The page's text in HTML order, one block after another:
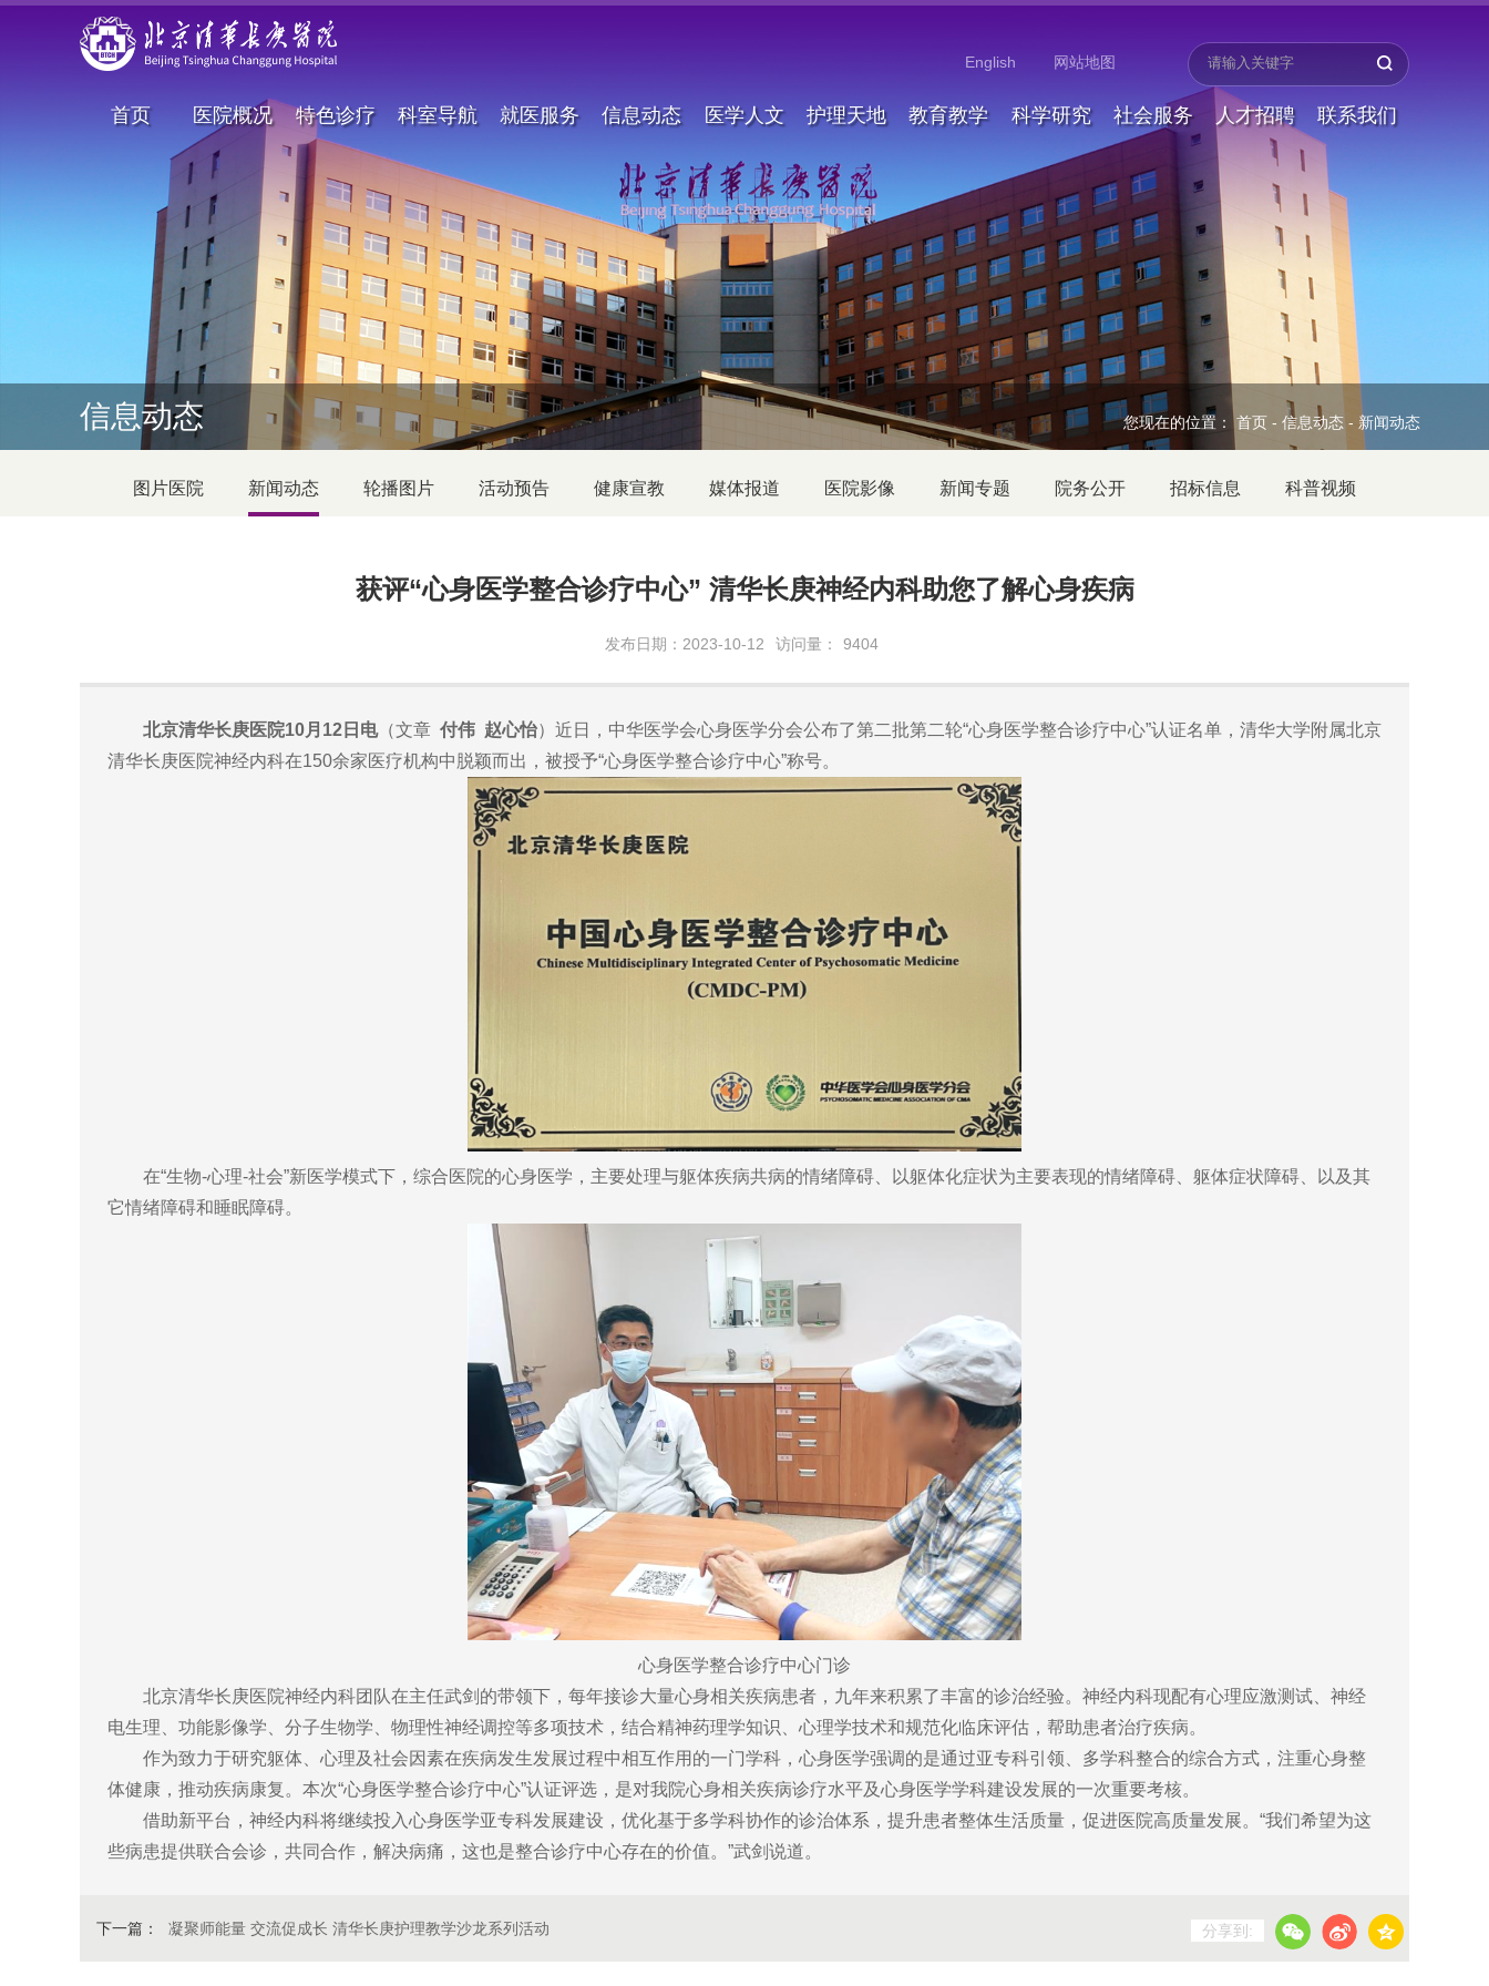
English 网站地图
首页 医院概况 特色诊疗 科室导航 就医服务 信息动态 医学人文 护理天地 教育教学 科学研究 社会服务 人才招聘 联系我们
信息动态 您现在的位置：首页 - 信息动态 - 新闻动态
图片医院 新闻动态 轮播图片 活动预告 健康宣教 媒体报道 医院影像 新闻专题 院务公开 招标信息 科普视频
获评“心身医学整合诊疗中心” 清华长庚神经内科助您了解心身疾病
发布日期：2023-10-12 访问量： 9404
北京清华长庚医院10月12日电（文章 付伟 赵心怡）近日，中华医学会心身医学分会公布了第二批第二轮“心身医学整合诊疗中心”认证名单，清华大学附属北京
清华长庚医院神经内科在150余家医疗机构中脱颖而出，被授予“心身医学整合诊疗中心”称号。
在“生物-心理-社会”新医学模式下，综合医院的心身医学，主要处理与躯体疾病共病的情绪障碍、以躯体化症状为主要表现的情绪障碍、躯体症状障碍、以及其
它情绪障碍和睡眠障碍。
心身医学整合诊疗中心门诊
北京清华长庚医院神经内科团队在主任武剑的带领下，每年接诊大量心身相关疾病患者，九年来积累了丰富的诊治经验。神经内科现配有心理应激测试、神经
电生理、功能影像学、分子生物学、物理性神经调控等多项技术，结合精神药理学知识、心理学技术和规范化临床评估，帮助患者治疗疾病。
作为致力于研究躯体、心理及社会因素在疾病发生发展过程中相互作用的一门学科，心身医学强调的是通过亚专科引领、多学科整合的综合方式，注重心身整
体健康，推动疾病康复。本次“心身医学整合诊疗中心”认证评选，是对我院心身相关疾病诊疗水平及心身医学学科建设发展的一次重要考核。
借助新平台，神经内科将继续投入心身医学亚专科发展建设，优化基于多学科协作的诊治体系，提升患者整体生活质量，促进医院高质量发展。“我们希望为这
些病患提供联合会诊，共同合作，解决病痛，这也是整合诊疗中心存在的价值。”武剑说道。
下一篇： 凝聚师能量 交流促成长 清华长庚护理教学沙龙系列活动 分享到: